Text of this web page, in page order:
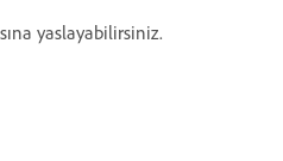
yaslayabilirsiniz.